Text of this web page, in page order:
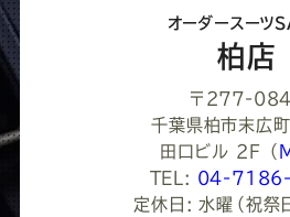
オーダースーツ
柏店
〒277-
千葉県柏市末広町
田口ビル 2F
（
TEL: 04-
定休日: 水曜（祝祭